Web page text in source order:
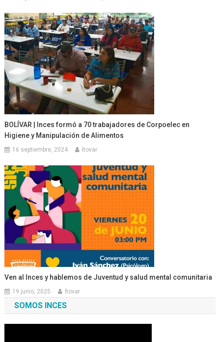
BOLÍVAR | Inces formó a 70 trabajadores de Corpoelec en
Higiene y Manipulación de Alimentos
16 septiembre, 2024 ltovar
Ven al Inces y hablemos de Juventud y salud mental comunitaria
19 junio, 2025 ltovar
SOMOS INCES